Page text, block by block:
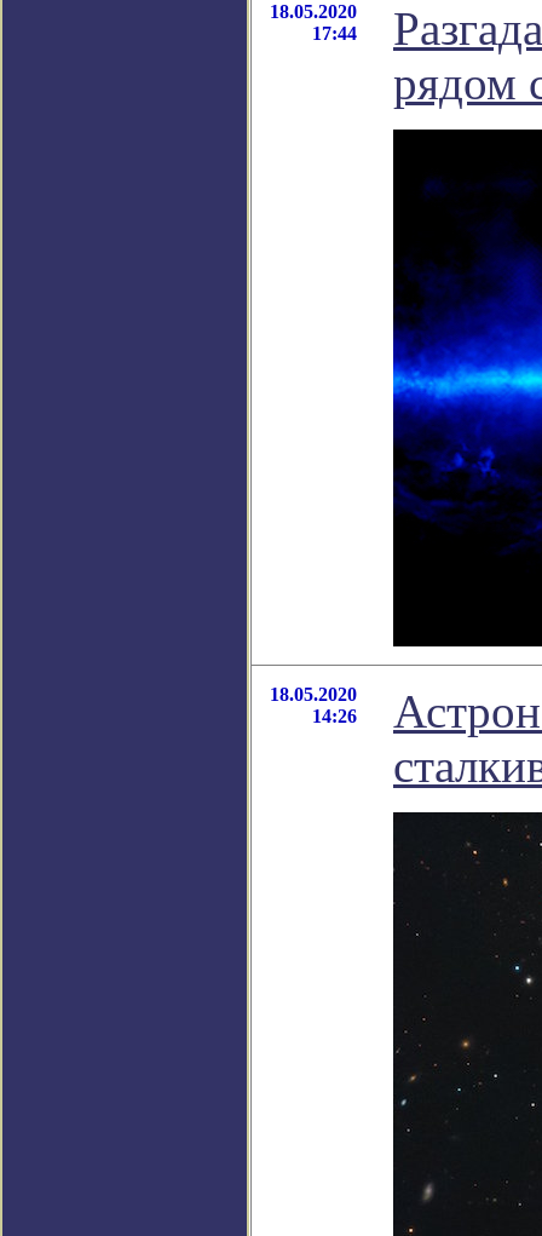
18.05.2020
17:44
рядом
18.05.2020
14:26